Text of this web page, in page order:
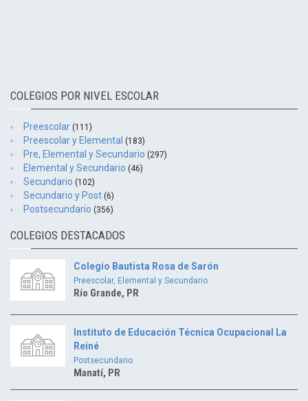
COLEGIOS POR NIVEL ESCOLAR
Preescolar (111)
Preescolar y Elemental (183)
Pre, Elemental y Secundario (297)
Elemental y Secundario (46)
Secundario (102)
Secundario y Post (6)
Postsecundario (356)
COLEGIOS DESTACADOS
Colegio Bautista Rosa de Sarón
Preescolar, Elemental y Secundario
Río Grande, PR
Instituto de Educación Técnica Ocupacional La
Reiné
Postsecundario
Manatí, PR